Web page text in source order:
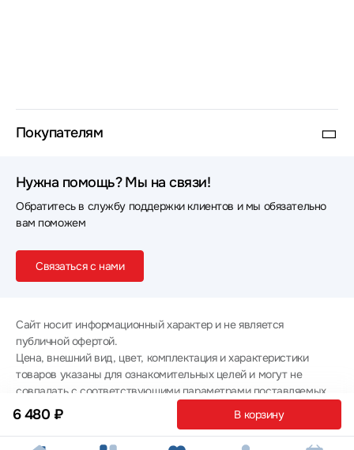
6 480 ₽ В корзину
Покупателям
Нужна помощь? Мы на связи!
Обратитесь в службу поддержки клиентов и мы обязательно
вам поможем
Связаться с нами
Сайт носит информационный характер и не является
публичной офертой.
Цена, внешний вид, цвет, комплектация и характеристики
товаров указаны для ознакомительных целей и могут не
совпадать с соответствующими параметрами поставляемых
товаров - уточняйте информацию у менеджера при
оформлении заказа.
Политика конфиденциальности